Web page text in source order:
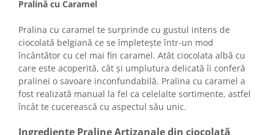
Fursecuri vrac
Congelate brutarie
Cadouri
Pachete Cadou
Cozonac Wine Collection
Pralină cu Caramel
Pralina cu caramel te surprinde cu gustul intens de
ciocolată belgiană ce se împletește într-un mod
încântător cu cel mai fin caramel. Atât ciocolata albă cu
care este acoperită, cât și umplutura delicată îi conferă
pralinei o savoare inconfundabilă. Pralina cu caramel a
fost realizată manual la fel ca celelalte sortimente, astfel
încât te cucerească cu aspectul său unic.
Ingrediente Praline Artizanale din ciocolată